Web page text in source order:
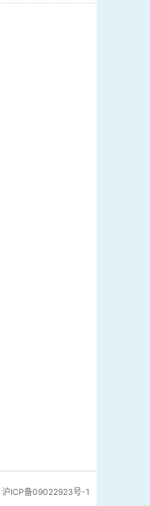
沪ICP备09022923号-1